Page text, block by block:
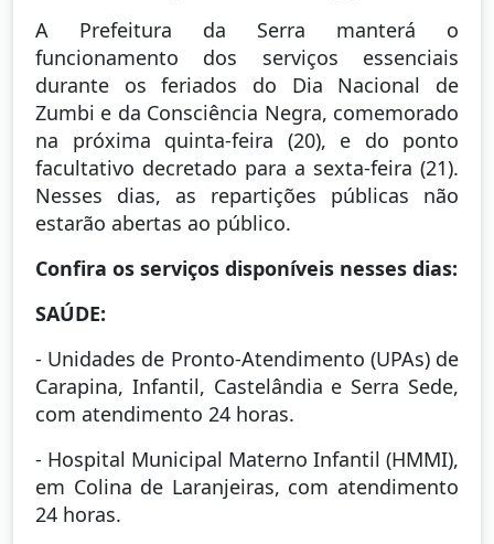
A Prefeitura da Serra manterá o
funcionamento dos serviços essenciais
durante os feriados do Dia Nacional de
Zumbi e da Consciência Negra, comemorado
na próxima quinta-feira (20), e do ponto
facultativo decretado para a sexta-feira (21).
Nesses dias, as repartições públicas não
estarão abertas ao público.
Confira os serviços disponíveis nesses dias:
SAÚDE:
- Unidades de Pronto-Atendimento (UPAs) de
Carapina, Infantil, Castelândia e Serra Sede,
com atendimento 24 horas.
- Hospital Municipal Materno Infantil (HMMI),
em Colina de Laranjeiras, com atendimento
24 horas.